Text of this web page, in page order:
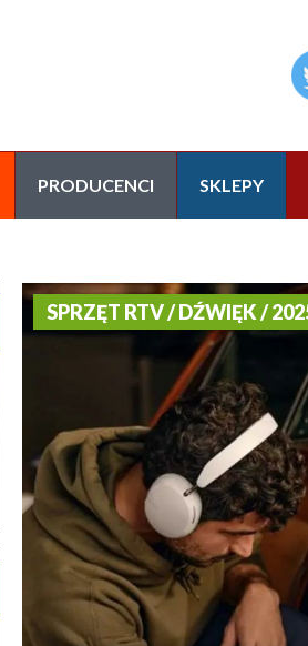
PRODUCENCI SKLEPY
SPRZĘT RTV / DŹWIĘK /